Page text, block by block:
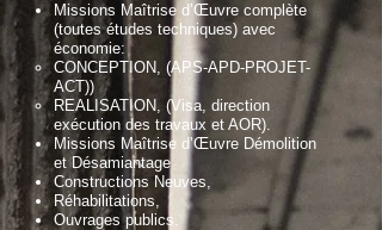
Missions Maîtrise d’Œuvre complète
(toutes études techniques) avec
économie:
CONCEPTION, (APS-APD-PROJET-
ACT))
REALISATION, (Visa, direction
exécution des travaux et AOR).
Missions Maîtrise d’Œuvre Démolition
et Désamiantage
Constructions Neuves,
Réhabilitations,
Ouvrages publics.